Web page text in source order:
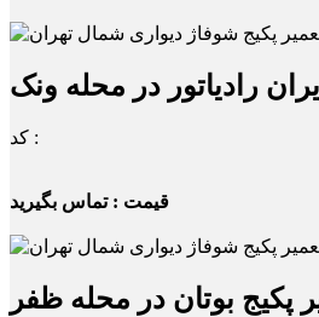
رادیاتور در محله ونک
کد :
قیمت : تماس بگیرید
پکیج بوتان در محله ظفر